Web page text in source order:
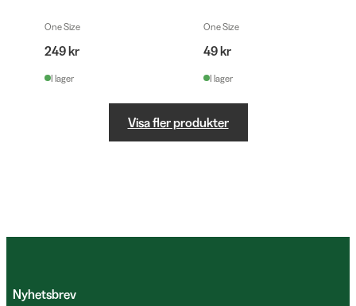
One Size
249 kr
I lager
One Size
49 kr
I lager
Visa fler produkter
Nyhetsbrev